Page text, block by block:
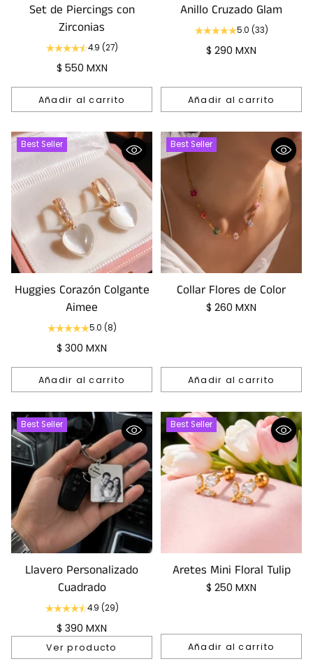
Set de Piercings con
Zirconias
4.9 (27)
$ 550 MXN
Añadir al carrito
Cantidad
Anillo Cruzado Glam
5.0 (33)
$ 290 MXN
Añadir al carrito
Cantidad
Best Seller
Huggies Corazón Colgante
Aimee
5.0 (8)
$ 300 MXN
Añadir al carrito
Cantidad
Best Seller
Collar Flores de Color
$ 260 MXN
Añadir al carrito
Cantidad
Best Seller
Llavero Personalizado
Cuadrado
4.9 (29)
$ 390 MXN
Ver producto
Best Seller
Aretes Mini Floral Tulip
$ 250 MXN
Añadir al carrito
Cantidad